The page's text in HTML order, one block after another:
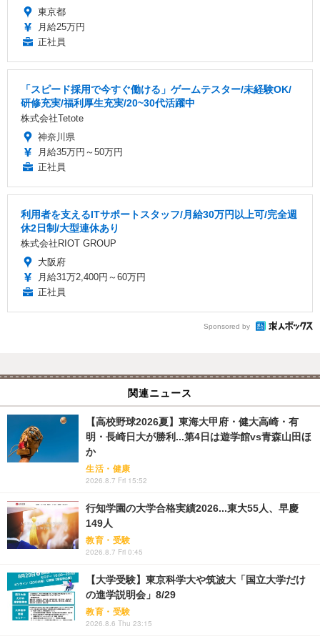
東京都
月給25万円
正社員
「スピード採用で今すぐ働ける」ゲームテスター/未経験OK/
研修充実/福利厚生充実/20~30代活躍中
株式会社Tetote
神奈川県
月給35万円～50万円
正社員
利用者を支えるITサポートスタッフ/月給30万円以上可/完全週
休2日制/大型連休あり
株式会社RIOT GROUP
大阪府
月給31万2,400円～60万円
正社員
Sponsored by
関連ニュース
【高校野球2026夏】東海大甲府・健大高崎・有
明・長崎日大が勝利...第4日は遊学館vs青森山田ほ
か
生活・健康
2026.8.7 Fri 15:52
行知学園の大学合格実績2026...東大55人、早慶
149人
教育・受験
2026.8.7 Fri 0:45
【大学受験】東京科学大や筑波大「国立大学だけ
の進学説明会」8/29
教育・受験
2026.8.6 Thu 23:15